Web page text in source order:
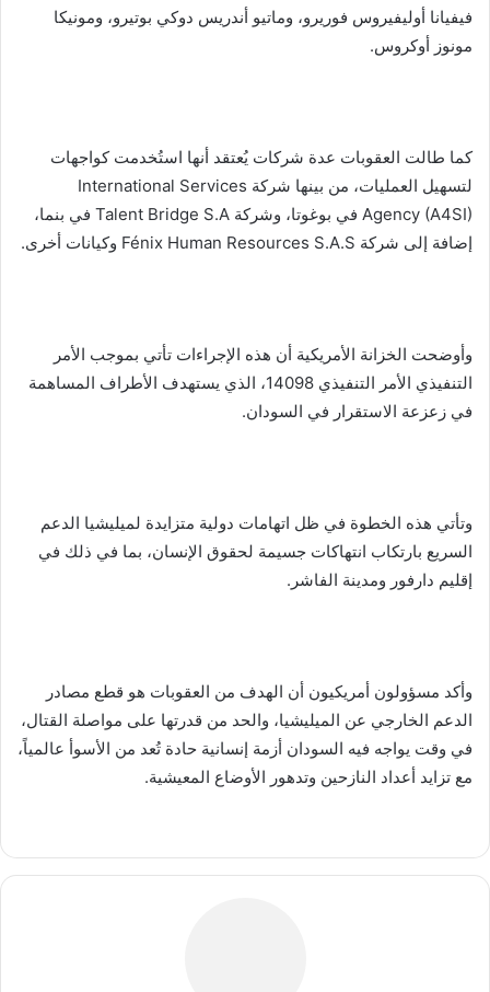
فيفيانا أوليفيروس فوريرو، وماتيو أندريس دوكي بوتيرو، ومونيكا
مونوز أوكروس.
كما طالت العقوبات عدة شركات يُعتقد أنها استُخدمت كواجهات
لتسهيل العمليات، من بينها شركة International Services
Agency (A4SI) في بوغوتا، وشركة Talent Bridge S.A في بنما،
إضافة إلى شركة Fénix Human Resources S.A.S وكيانات أخرى.
وأوضحت الخزانة الأمريكية أن هذه الإجراءات تأتي بموجب الأمر
التنفيذي الأمر التنفيذي 14098، الذي يستهدف الأطراف المساهمة
في زعزعة الاستقرار في السودان.
وتأتي هذه الخطوة في ظل اتهامات دولية متزايدة لميليشيا الدعم
السريع بارتكاب انتهاكات جسيمة لحقوق الإنسان، بما في ذلك في
إقليم دارفور ومدينة الفاشر.
وأكد مسؤولون أمريكيون أن الهدف من العقوبات هو قطع مصادر
الدعم الخارجي عن الميليشيا، والحد من قدرتها على مواصلة القتال،
في وقت يواجه فيه السودان أزمة إنسانية حادة تُعد من الأسوأ عالمياً،
مع تزايد أعداد النازحين وتدهور الأوضاع المعيشية.